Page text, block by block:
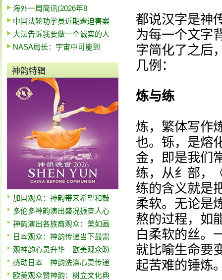
海外一周简讯(2026年8
中国法轮功学员近期遭迫害案
大法告诉我要做一个诚实的人
NASA局长：宇宙中可能到
神韵特辑
加国观众：神韵带来希望和鼓
多伦多神韵演出盛况振奋人心
神韵演出各族裔观众：美如画
日本观众：神韵传递当下最需
观神韵心灵升华 欧美观众盼
感动日本 神韵洗涤心灵传递
欧美观众赞神韵：树立文化典
都说汉字是神
为每一个文字
字简化了之后
几例：
炼与练
炼，繁体写作
也。铄，是熔
金，即是我们
练，从纟部，
练的含义就是
柔软。无论是
熬的过程，如
白柔软的丝。
就比喻生命要
起苦难的锤炼